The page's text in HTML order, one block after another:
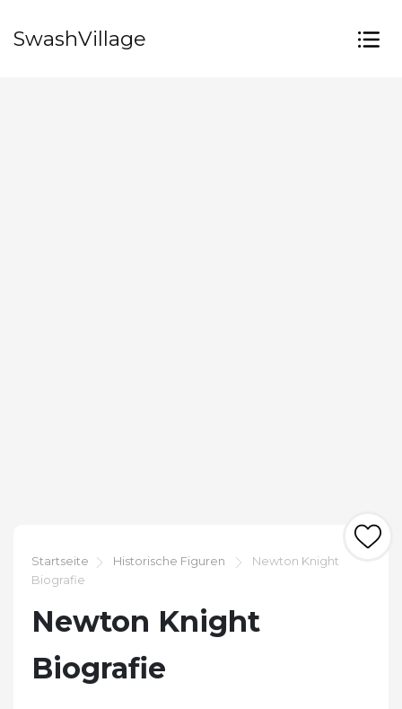
SwashVillage
Startseite Historische Figuren
Newton Knight
Biografie
Newton Knight
Biografie